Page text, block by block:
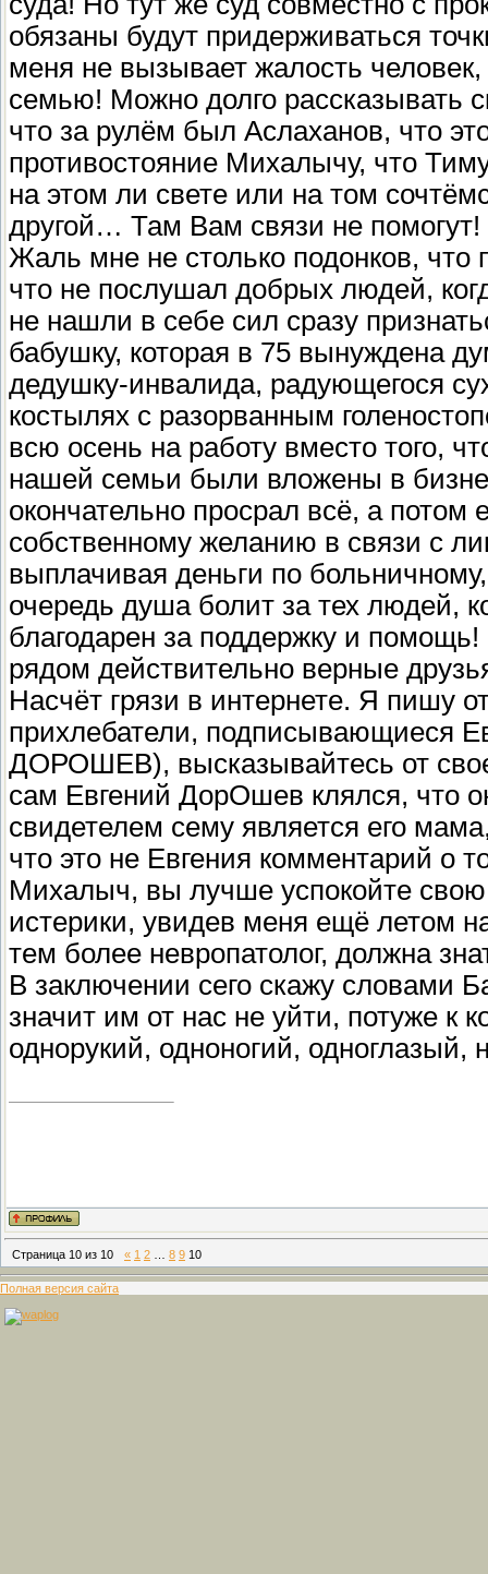
обязаны будут придерживаться
меня не вызывает жалость
семью! Можно долго рассказывать
что за рулём был Аслаханов, что
противостояние Михалычу, что
на этом ли свете или на том
другой… Там Вам связи не помогут!
Жаль мне не столько подонков,
что не послушал добрых людей,
не нашли в себе сил сразу
бабушку, которая в 75 вынуждена
дедушку-инвалида, радующегося
костылях с разорванным
всю осень на работу вместо того,
нашей семьи были вложены в
окончательно просрал всё, а
собственному желанию в связи с
выплачивая деньги по
очередь душа болит за тех людей,
благодарен за поддержку и помощь!
рядом действительно верные
Насчёт грязи в интернете. Я пишу
прихлебатели, подписывающиеся
ДОРОШЕВ), высказывайтесь от
сам Евгений ДорОшев клялся, что
свидетелем сему является его
что это не Евгения комментарий о
Михалыч, вы лучше успокойте свою
истерики, увидев меня ещё летом
тем более невропатолог, должна
В заключении сего скажу словами
значит им от нас не уйти, потуже к
однорукий, одноногий, одноглазый,
Страница 10 из 10 « 1 2 8 9 10
Полная версия сайта